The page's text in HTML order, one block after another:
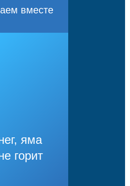
вместе
яма
горит